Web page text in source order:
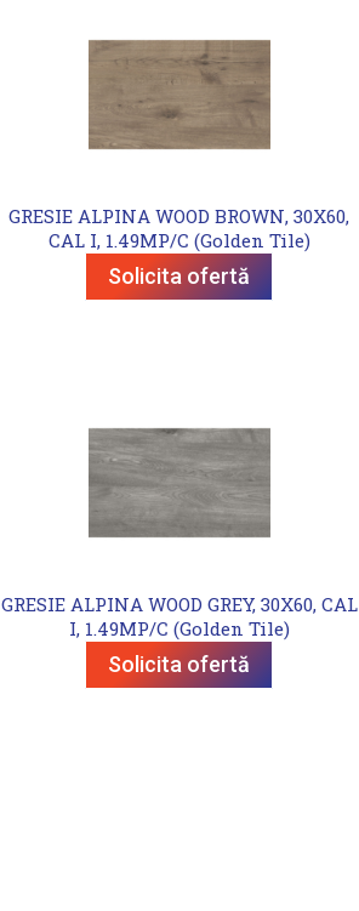
GRESIE ALPINA WOOD BROWN, 30X60,
CAL I, 1.49MP/C (Golden Tile)
Solicita ofertă
GRESIE ALPINA WOOD GREY, 30X60, CAL
I, 1.49MP/C (Golden Tile)
Solicita ofertă